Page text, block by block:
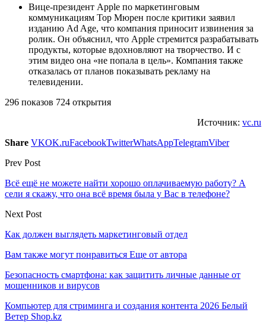
Вице-президент Apple по маркетинговым
коммуникациям Тор Мюрен после критики заявил
изданию Ad Age, что компания приносит извинения за
ролик. Он объяснил, что Apple стремится разрабатывать
продукты, которые вдохновляют на творчество. И с
этим видео она «не попала в цель». Компания также
отказалась от планов показывать рекламу на
телевидении.
296 показов 724 открытия
Источник: vc.ru
Share VKOK.ruFacebookTwitterWhatsAppTelegramViber
Prev Post
Всё ещё не можете найти хорошо оплачиваемую работу? А
сели я скажу, что она всё время была у Вас в телефоне?
Next Post
Как должен выглядеть маркетинговый отдел
Вам также могут понравиться Еще от автора
Безопасность смартфона: как защитить личные данные от
мошенников и вирусов
Компьютер для стриминга и создания контента 2026 Белый
Ветер Shop.kz